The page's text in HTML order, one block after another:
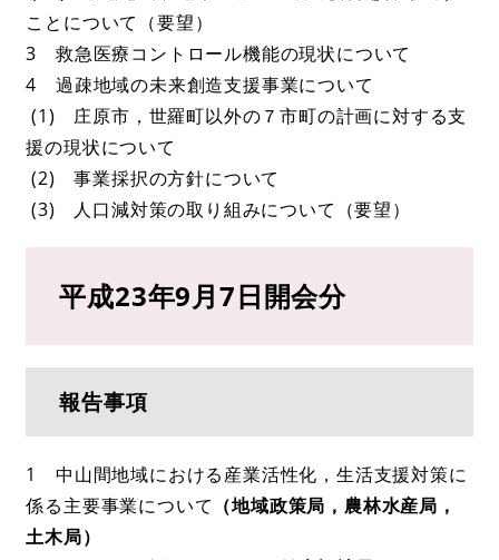
ことについて（要望）
3 救急医療コントロール機能の現状について
4 過疎地域の未来創造支援事業について
(1) 庄原市，世羅町以外の７市町の計画に対する支
援の現状について
(2) 事業採択の方針について
(3) 人口減対策の取り組みについて（要望）
平成23年9月7日開会分
報告事項
1 中山間地域における産業活性化，生活支援対策に
係る主要事業について （地域政策局，農林水産局，
土木局）